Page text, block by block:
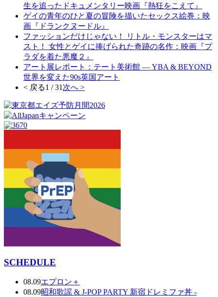
生を追ったドキュメンタリー映画『熱狂をこえて』
ゲイの青年のひと夏の冒険を描いたセックス絵巻：映
画『ドランクヌードル』
ファッションだけじゃない！ リトル・モンスターはマ
スト！ 女性とゲイに捧げられた奇跡の名作：映画『プ
ラダを着た悪魔２』
アート展レポート：テート美術館 ― YBA & BEYOND
世界を変えた90s英国アート
< 戻る1 / 31 次へ >
SCHEDULE
08.09エプロン＋
08.09昭和歌謡 & J-POP PARTY 新宿ドレミファ丼 -